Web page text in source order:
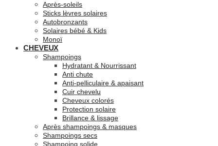
Après-soleils
Sticks lèvres solaires
Autobronzants
Solaires bébé & Kids
Monoï
CHEVEUX
Shampoings
Hydratant & Nourrissant
Anti chute
Anti-pelliculaire & apaisant
Cuir chevelu
Cheveux colorés
Protection solaire
Brillance & lissage
Après shampoings & masques
Shampoings secs
Shampoing solide